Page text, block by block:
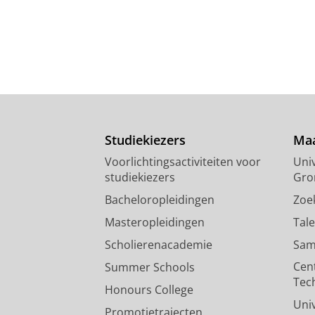
Studiekiezers
Voorlichtingsactiviteiten voor
studiekiezers
Bacheloropleidingen
Masteropleidingen
Scholierenacademie
Summer Schools
Honours College